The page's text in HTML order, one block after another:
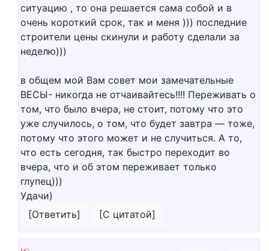
ситуацию , то она решается сама собой и в
очень короткий срок, так и меня ))) последние
строители цены скинули и работу сделали за
неделю)))
в общем мой Вам совет мои замечательные
ВЕСЫ- никогда не отчаивайтесь!!!! Переживать о
том, что было вчера, не стоит, потому что это
уже случилось, о том, что будет завтра — тоже,
потому что этого может и не случиться. А то,
что есть сегодня, так быстро переходит во
вчера, что и об этом переживает только
глупец)))
Удачи)
[Ответить]
[С цитатой]